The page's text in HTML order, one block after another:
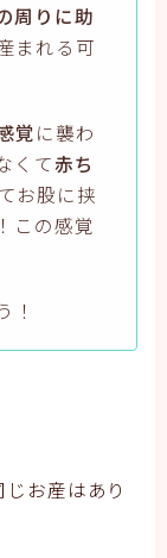
周りに助
まれる可
覚に襲わ
くて赤ち
お股に挟
この感覚
！
お産はあり